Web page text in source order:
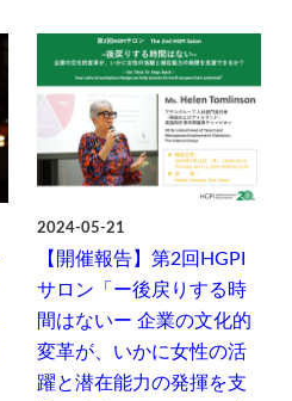
2024-05-21
【開催報告】第2回HGPI
サロン「ー後戻りする時
間はないー 企業の文化的
変革が、いかに女性の活
躍と潜在能力の発揮を支